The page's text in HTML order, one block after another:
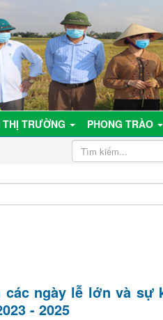
TRƯỜNG
PHONG TRÀO
các ngày lễ lớn và sự
- 2025